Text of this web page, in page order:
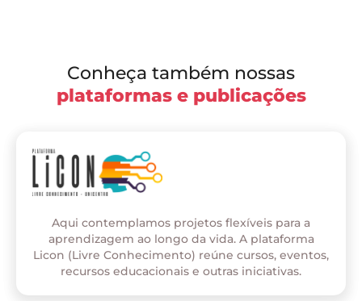
Conheça também nossas
plataformas e publicações
Aqui contemplamos projetos flexíveis para a
aprendizagem ao longo da vida. A plataforma
Licon (Livre Conhecimento) reúne cursos, eventos,
recursos educacionais e outras iniciativas.